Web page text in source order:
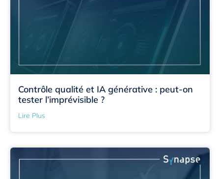
Contrôle qualité et IA générative : peut-on
tester l’imprévisible ?
Lire Plus